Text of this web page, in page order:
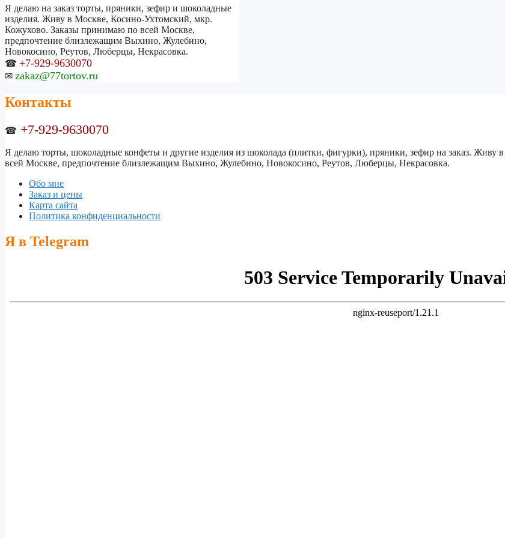
Я делаю на заказ торты, пряники, зефир и шоколадные
изделия. Живу в Москве, Косино-Ухтомский, мкр.
Кожухово. Заказы принимаю по всей Москве,
предпочтение близлежащим Выхино, Жулебино,
Новокосино, Реутов, Люберцы, Некрасовка.
☎ +7-929-9630070
✉ zakaz@77tortov.ru
Контакты
☎ +7-929-9630070
Я делаю торты, шоколадные конфеты и другие изделия из шоколада (плитки, фигурки), пряники, зефир на заказ.
всей Москве, предпочтение близлежащим Выхино, Жулебино, Новокосино, Реутов, Люберцы, Некрасовка.
Обо мне
Заказ и цены
Карта сайта
Политика конфиденциальности
Я в Telegram